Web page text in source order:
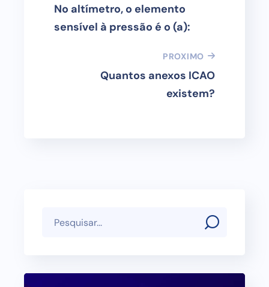
No altímetro, o elemento
sensível à pressão é o (a):
PROXIMO
Quantos anexos ICAO
existem?